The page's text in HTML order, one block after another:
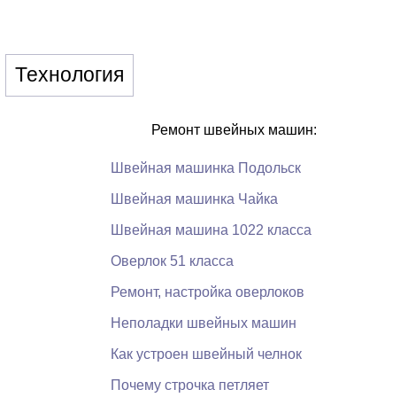
Технология
Ремонт швейных машин:
Швейная машинка Подольск
Швейная машинка Чайка
Швейная машина 1022 класса
Оверлок 51 класса
Ремонт, настройка оверлоков
Неполадки швейных машин
Как устроен швейный челнок
Почему строчка петляет